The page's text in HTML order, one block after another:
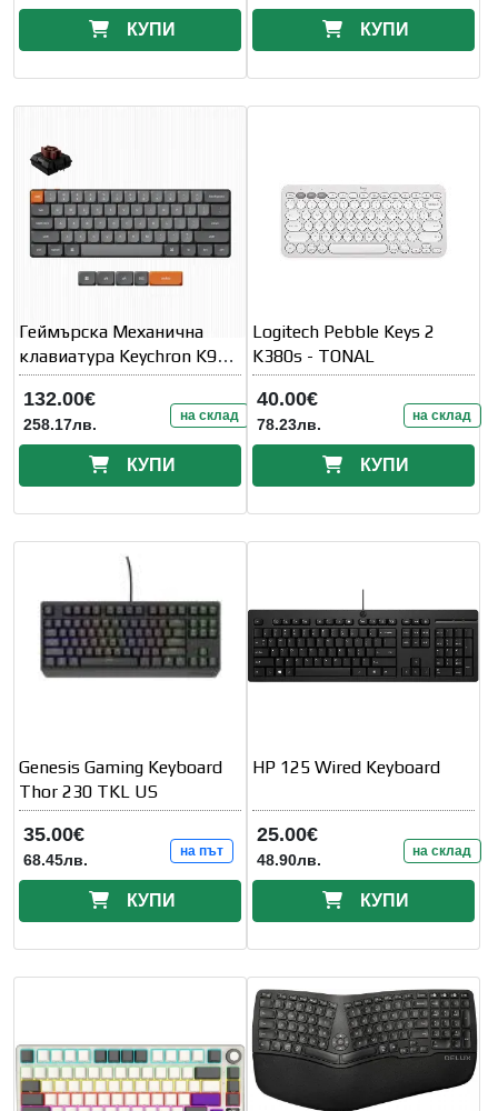
КУПИ КУПИ
Геймърска Механична
клавиатура Keychron K9
Max QMK
132.00€
258.17лв. на склад
КУПИ
Logitech Pebble Keys 2
K380s - TONAL
40.00€
78.23лв. на склад
КУПИ
Genesis Gaming Keyboard
Thor 230 TKL US
35.00€
68.45лв. на път
КУПИ
HP 125 Wired Keyboard
25.00€
48.90лв. на склад
КУПИ